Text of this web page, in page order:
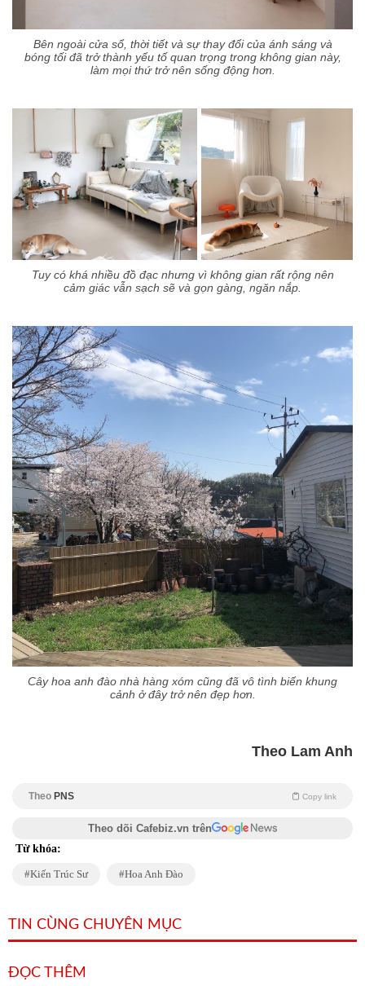
Bên ngoài cửa sổ, thời tiết và sự thay đổi của ánh sáng và
bóng tối đã trở thành yếu tố quan trọng trong không gian này,
làm mọi thứ trở nên sống động hơn.
Tuy có khá nhiều đồ đạc nhưng vì không gian rất rộng nên
cảm giác vẫn sạch sẽ và gọn gàng, ngăn nắp.
Cây hoa anh đào nhà hàng xóm cũng đã vô tình biến khung
cảnh ở đây trở nên đẹp hơn.
Theo Lam Anh
Theo PNS Copy link
Theo dõi Cafebiz.vn trên
Từ khóa:
Kiến Trúc Sư Hoa Anh Đào
TIN CÙNG CHUYÊN MỤC
ĐỌC THÊM